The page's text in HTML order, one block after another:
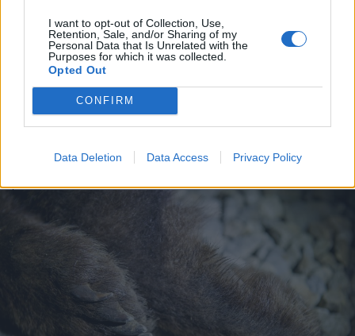
I want to opt-out of Collection, Use,
Retention, Sale, and/or Sharing of my
Personal Data that Is Unrelated with the
Purposes for which it was collected.
Opted Out
CONFIRM
Data Deletion Data Access Privacy Policy
2026. augusztus 07., péntek
Románul is helyt kell állni a hétfőn
kezdődő írásbeliken – így
készülhetnek a pótérettségizők